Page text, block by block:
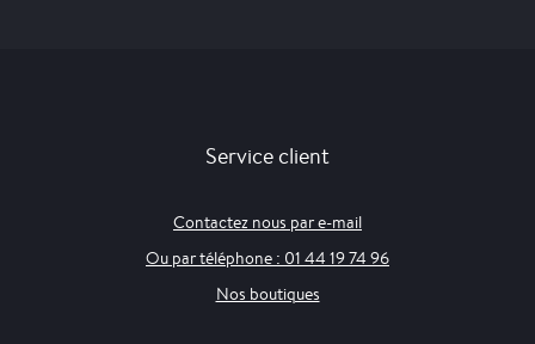
Service client
Contactez nous par e-mail
Ou par téléphone : 01 44 19 74 96
Nos boutiques